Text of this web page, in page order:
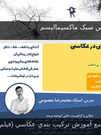
آموزش تركيب بندي عكاسي (فیلم